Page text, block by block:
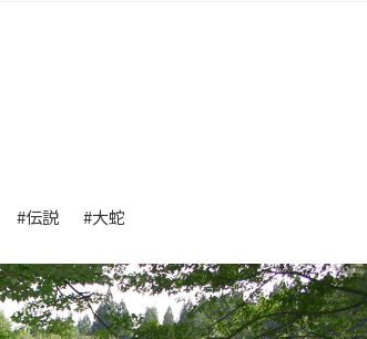
#伝説 #大蛇